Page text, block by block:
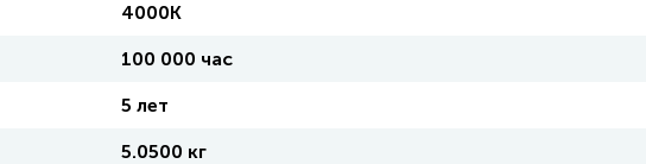
4000K
100 000 час
5 лет
5.0500 кг